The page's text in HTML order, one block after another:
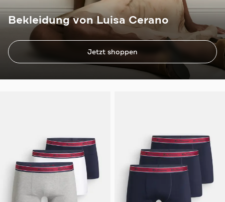
Bekleidung von Luisa Cerano
Jetzt shoppen